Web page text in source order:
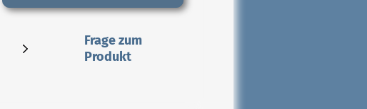
Frage zum
Produkt